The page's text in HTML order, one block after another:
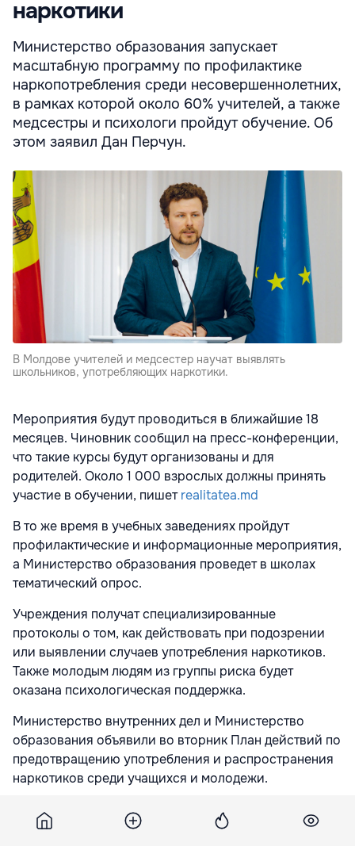
наркотики
Министерство образования запускает
масштабную программу по профилактике
наркопотребления среди несовершеннолетних,
в рамках которой около 60% учителей, а также
медсестры и психологи пройдут обучение. Об
этом заявил Дан Перчун.
В Молдове учителей и медсестер научат выявлять
школьников, употребляющих наркотики.
Мероприятия будут проводиться в ближайшие 18
месяцев. Чиновник сообщил на пресс-конференции,
что такие курсы будут организованы и для
родителей. Около 1 000 взрослых должны принять
участие в обучении, пишетrealitatea.md
В то же время в учебных заведениях пройдут
профилактические и информационные мероприятия,
а Министерство образования проведет в школах
тематический опрос.
Учреждения получат специализированные
протоколы о том, как действовать при подозрении
или выявлении случаев употребления наркотиков.
Также молодым людям из группы риска будет
оказана психологическая поддержка.
Министерство внутренних дел и Министерство
образования объявили во вторник План действий по
предотвращению употребления и распространения
наркотиков среди учащихся и молодежи.
Подпишитесь на новости Point.md в Google